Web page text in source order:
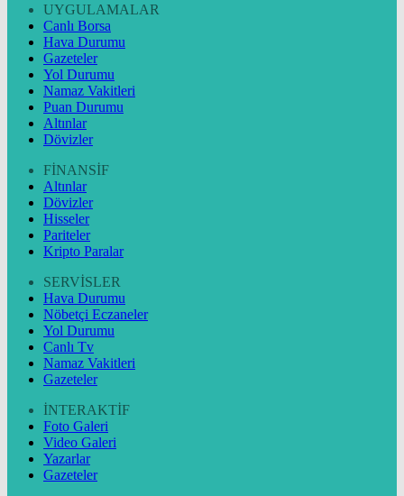
UYGULAMALAR
Canlı Borsa
Hava Durumu
Gazeteler
Yol Durumu
Namaz Vakitleri
Puan Durumu
Altınlar
Dövizler
FİNANSİF
Altınlar
Dövizler
Hisseler
Pariteler
Kripto Paralar
SERVİSLER
Hava Durumu
Nöbetçi Eczaneler
Yol Durumu
Canlı Tv
Namaz Vakitleri
Gazeteler
İNTERAKTİF
Foto Galeri
Video Galeri
Yazarlar
Gazeteler